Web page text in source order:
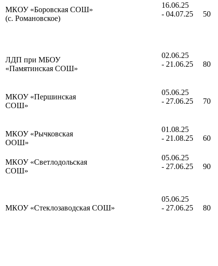
​МКОУ «Боровская СОШ»
(с. Романовское)
​16.06.25
- 04.07.25
​50
​ЛДП при МБОУ
«Памятинская СОШ»
​02.06.25
- 21.06.25
​80
​МКОУ «Першинская
СОШ»
​05.06.25
- 27.06.25
​70
​МКОУ «Рычковская
ООШ»
​01.08.25
- 21.08.25
​60
​МКОУ «Светлодольская
СОШ»
​05.06.25
- 27.06.25
​90
МКОУ «Стеклозаводская СОШ»
​05.06.25
- 27.06.25
​80